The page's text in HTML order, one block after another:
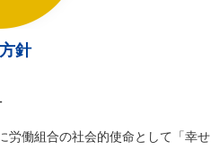
針
労働組合の社会的使命として「幸せ